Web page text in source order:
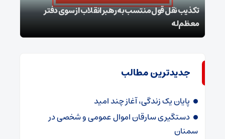
تکذیب نقل قول منتسب به رهبر انقلاب از سوی دفتر
معظم‌له
جدیدترین مطالب
پایان یک زندگی، آغاز چند امید
دستگیری سارقان اموال عمومی و شخصی در
سمنان